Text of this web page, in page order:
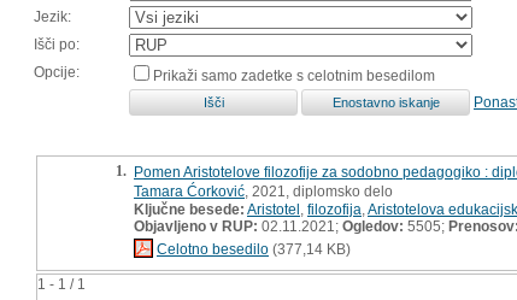
Jezik:
Išči po:
Opcije:
Prikaži samo zadetke s celotnim besedilom
1 - 1 / 1
1. Pomen Aristotelove filozofije za sodobno pedagogiko :
Tamara Ćorković , 2021, diplomsko delo
Ključne besede: Aristotel filozofija Aristotelova
Objavljeno v RUP: 02.11.2021; Ogledov: 5505; Prenosov:
Celotno besedilo (377,14 KB)